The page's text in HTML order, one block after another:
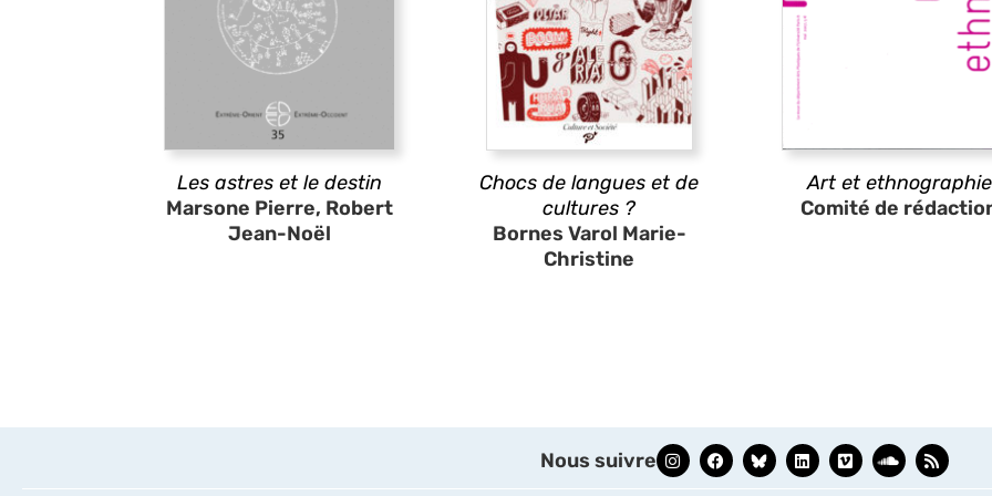
Les astres et le destin
Marsone Pierre, Robert
Jean-Noël
Chocs de langues et de
cultures ?
Bornes Varol Marie-
Christine
Art et ethnographie
Comité de
Nous suivre